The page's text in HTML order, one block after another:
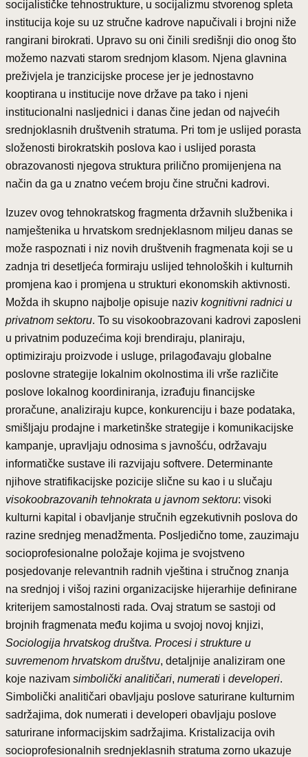
socijalističke tehnostrukture, u socijalizmu stvorenog spleta
institucija koje su uz stručne kadrove napučivali i brojni niže
rangirani birokrati. Upravo su oni činili središnji dio onog što
možemo nazvati starom srednjom klasom. Njena glavnina
preživjela je tranzicijske procese jer je jednostavno
kooptirana u institucije nove države pa tako i njeni
institucionalni nasljednici i danas čine jedan od najvećih
srednjoklasnih društvenih stratuma. Pri tom je uslijed porasta
složenosti birokratskih poslova kao i uslijed porasta
obrazovanosti njegova struktura prilično promijenjena na
način da ga u znatno većem broju čine stručni kadrovi.
Izuzev ovog tehnokratskog fragmenta državnih službenika i
namještenika u hrvatskom srednjeklasnom miljeu danas se
može raspoznati i niz novih društvenih fragmenata koji se u
zadnja tri desetljeća formiraju uslijed tehnoloških i kulturnih
promjena kao i promjena u strukturi ekonomskih aktivnosti.
Možda ih skupno najbolje opisuje naziv kognitivni radnici u
privatnom sektoru. To su visokoobrazovani kadrovi zaposleni
u privatnim poduzećima koji brendiraju, planiraju,
optimiziraju proizvode i usluge, prilagođavaju globalne
poslovne strategije lokalnim okolnostima ili vrše različite
poslove lokalnog koordiniranja, izrađuju financijske
proračune, analiziraju kupce, konkurenciju i baze podataka,
smišljaju prodajne i marketinške strategije i komunikacijske
kampanje, upravljaju odnosima s javnošću, održavaju
informatičke sustave ili razvijaju softvere. Determinante
njihove stratifikacijske pozicije slične su kao i u slučaju
visokoobrazovanih tehnokrata u javnom sektoru: visoki
kulturni kapital i obavljanje stručnih egzekutivnih poslova do
razine srednjeg menadžmenta. Posljedično tome, zauzimaju
socioprofesionalne položaje kojima je svojstveno
posjedovanje relevantnih radnih vještina i stručnog znanja
na srednjoj i višoj razini organizacijske hijerarhije definirane
kriterijem samostalnosti rada. Ovaj stratum se sastoji od
brojnih fragmenata među kojima u svojoj novoj knjizi,
Sociologija hrvatskog društva. Procesi i strukture u
suvremenom hrvatskom društvu, detaljnije analiziram one
koje nazivam simbolički analitičari, numerati i developeri.
Simbolički analitičari obavljaju poslove saturirane kulturnim
sadržajima, dok numerati i developeri obavljaju poslove
saturirane informacijskim sadržajima. Kristalizacija ovih
socioprofesionalnih srednjeklasnih stratuma zorno ukazuje